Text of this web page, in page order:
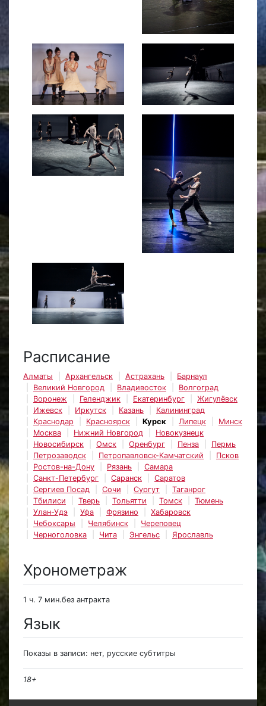
Расписание
Алматы Архангельск Астрахань
Барнаул
Великий Новгород
Владивосток
Волгоград
Воронеж
Геленджик Екатеринбург
Жигулёвск
Ижевск
Иркутск Казань
Калининград
Краснодар
Красноярск Курск Липецк
Минск
Москва
Нижний Новгород
Новокузнецк
Новосибирск
Омск Оренбург Пенза
Пермь
Петрозаводск
Петропавловск-Камчатский
Псков
Ростов-на-Дону
Рязань
Самара
Санкт-Петербург
Саранск
Саратов
Сергиев Посад
Сочи Сургут
Таганрог
Тбилиси
Тверь Тольятти Томск
Тюмень
Улан-Удэ
Уфа Фрязино
Хабаровск
Чебоксары
Челябинск
Череповец
Черноголовка
Чита Энгельс Ярославль
Хронометраж
1 ч. 7 мин.без антракта
Язык
Показы в записи: нет, русские субтитры
18+